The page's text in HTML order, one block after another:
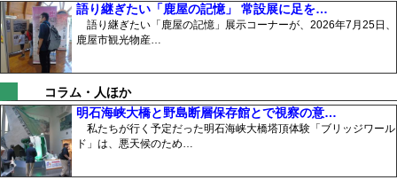
語り継ぎたい「鹿屋の記憶」 常設展に足を…
語り継ぎたい「鹿屋の記憶」展示コーナーが、2026年7月25日、
鹿屋市観光物産…
コラム・人ほか
明石海峡大橋と野島断層保存館とで視察の意…
私たちが行く予定だった明石海峡大橋塔頂体験「ブリッジワール
ド」は、悪天候のため…